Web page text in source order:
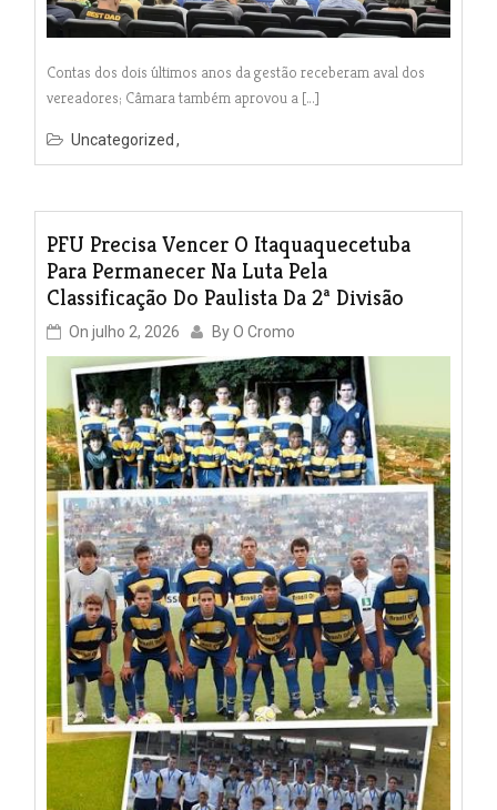
Contas dos dois últimos anos da gestão receberam aval dos
vereadores; Câmara também aprovou a […]
Uncategorized
PFU Precisa Vencer O Itaquaquecetuba
Para Permanecer Na Luta Pela
Classificação Do Paulista Da 2ª Divisão
On julho 2, 2026 ByO Cromo